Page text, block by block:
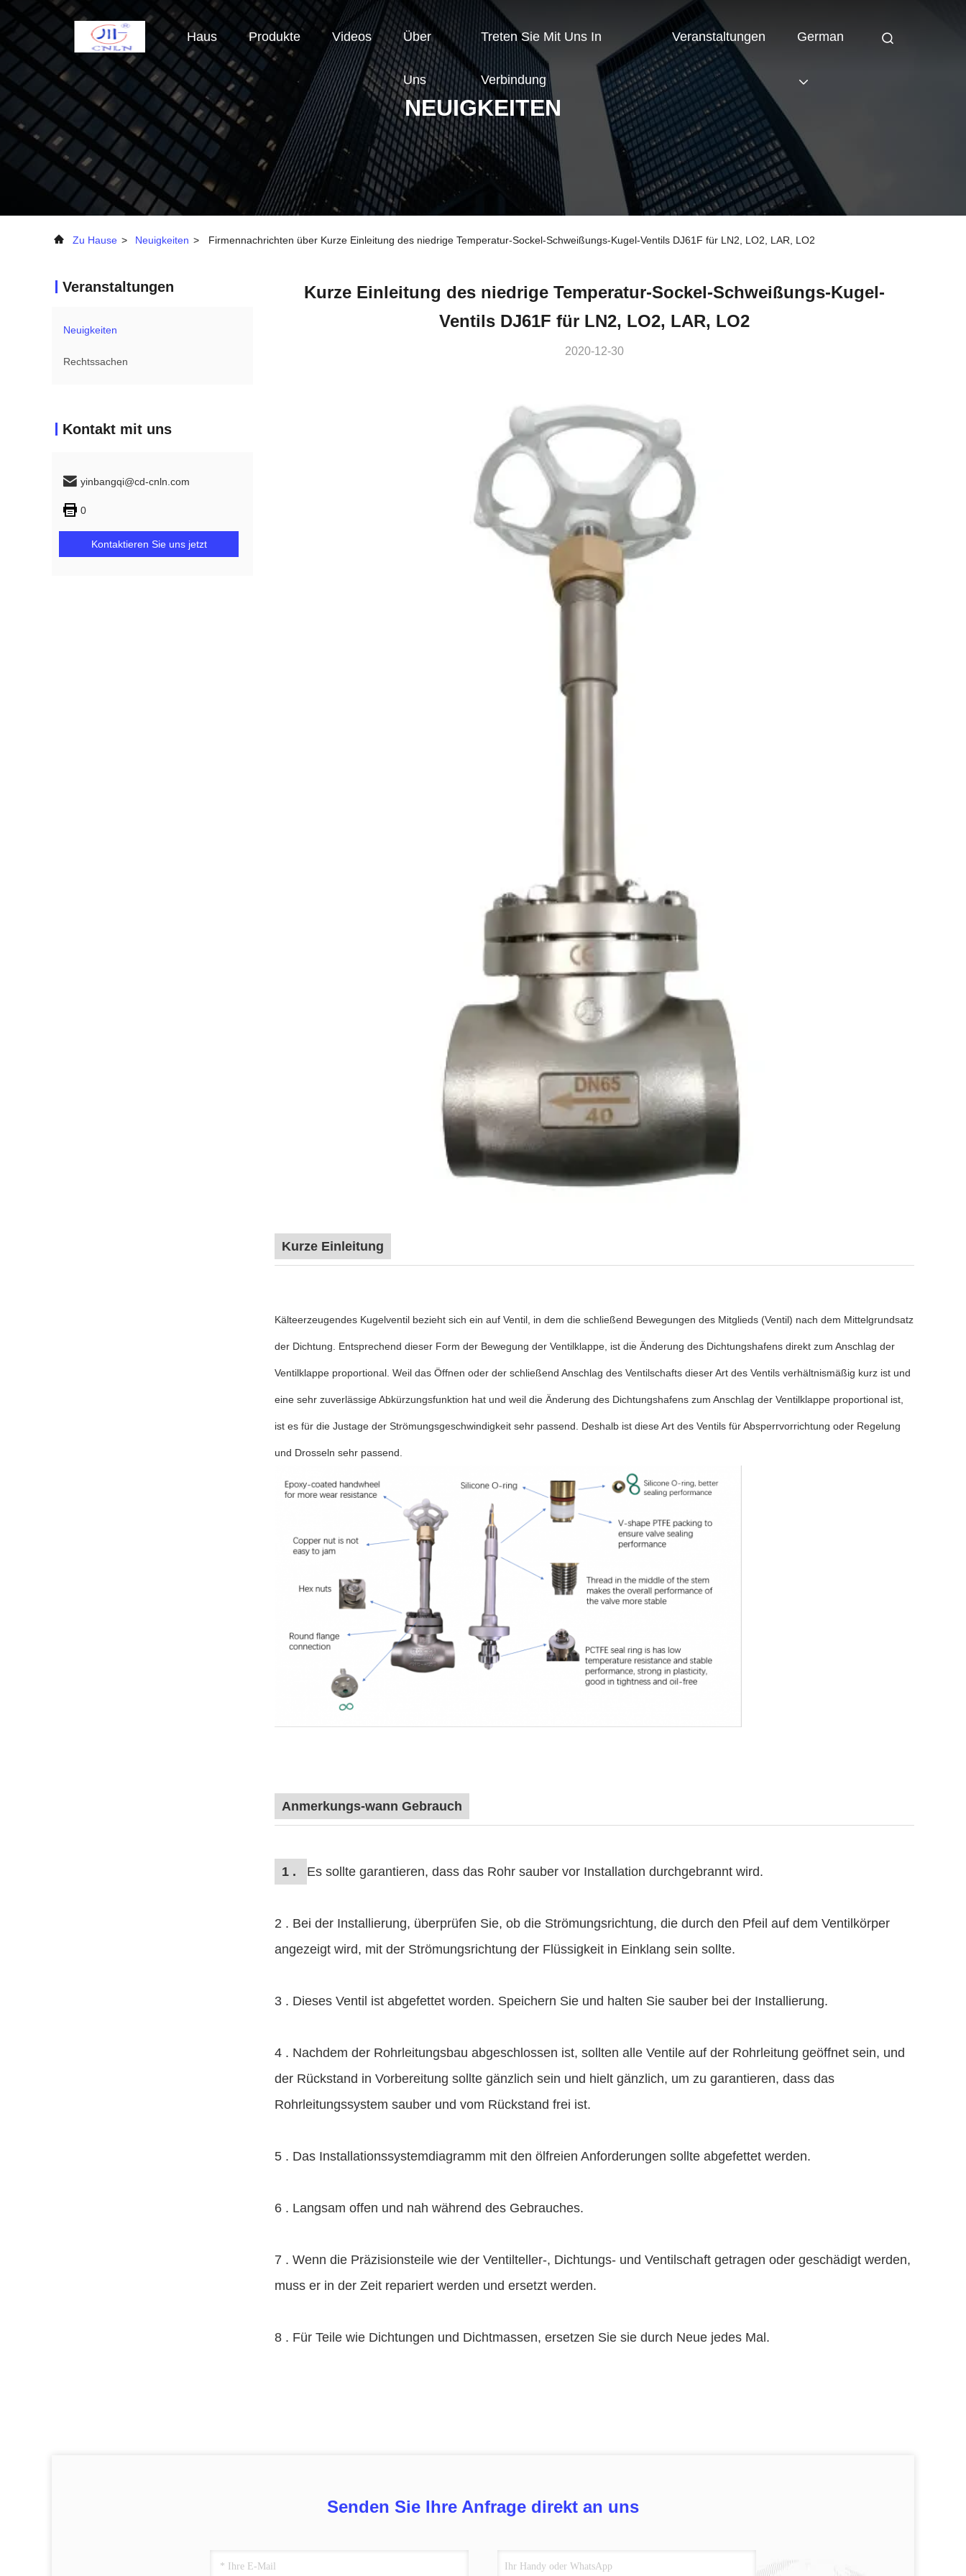
Haus Produkte Videos Über
Uns
Treten Sie Mit Uns In
Verbindung
Veranstaltungen German
NEUIGKEITEN
Zu Hause > Neuigkeiten > Firmennachrichten über Kurze Einleitung des niedrige Temperatur-Sockel-Schweißungs-Kugel-Ventils DJ61F für LN2, LO2, LAR, LO2
Veranstaltungen
Neuigkeiten
Rechtssachen
Kontakt mit uns
yinbangqi@cd-cnln.com
0
Kontaktieren Sie uns jetzt
Kurze Einleitung des niedrige Temperatur-Sockel-Schweißungs-Kugel-
Ventils DJ61F für LN2, LO2, LAR, LO2
2020-12-30
Kurze Einleitung
Kälteerzeugendes Kugelventil bezieht sich ein auf Ventil, in dem die schließend Bewegungen des Mitglieds (Ventil) nach dem Mittelgrundsatz
der Dichtung. Entsprechend dieser Form der Bewegung der Ventilklappe, ist die Änderung des Dichtungshafens direkt zum Anschlag der
Ventilklappe proportional. Weil das Öffnen oder der schließend Anschlag des Ventilschafts dieser Art des Ventils verhältnismäßig kurz ist und
eine sehr zuverlässige Abkürzungsfunktion hat und weil die Änderung des Dichtungshafens zum Anschlag der Ventilklappe proportional ist,
ist es für die Justage der Strömungsgeschwindigkeit sehr passend. Deshalb ist diese Art des Ventils für Absperrvorrichtung oder Regelung
und Drosseln sehr passend.
Anmerkungs-wann Gebrauch
1 . Es sollte garantieren, dass das Rohr sauber vor Installation durchgebrannt wird.
2 . Bei der Installierung, überprüfen Sie, ob die Strömungsrichtung, die durch den Pfeil auf dem Ventilkörper
angezeigt wird, mit der Strömungsrichtung der Flüssigkeit in Einklang sein sollte.
3 . Dieses Ventil ist abgefettet worden. Speichern Sie und halten Sie sauber bei der Installierung.
4 . Nachdem der Rohrleitungsbau abgeschlossen ist, sollten alle Ventile auf der Rohrleitung geöffnet sein, und
der Rückstand in Vorbereitung sollte gänzlich sein und hielt gänzlich, um zu garantieren, dass das
Rohrleitungssystem sauber und vom Rückstand frei ist.
5 . Das Installationssystemdiagramm mit den ölfreien Anforderungen sollte abgefettet werden.
6 . Langsam offen und nah während des Gebrauches.
7 . Wenn die Präzisionsteile wie der Ventilteller-, Dichtungs- und Ventilschaft getragen oder geschädigt werden,
muss er in der Zeit repariert werden und ersetzt werden.
8 . Für Teile wie Dichtungen und Dichtmassen, ersetzen Sie sie durch Neue jedes Mal.
Senden Sie Ihre Anfrage direkt an uns